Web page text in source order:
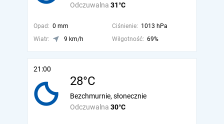
Odczuwalna 31°C
Opad: 0 mm Ciśnienie: 1013 hPa
Wiatr:
9 km/h Wilgotność: 69%
21:00
28°C
Odczuwalna 30°C
Bezchmurnie, słonecznie